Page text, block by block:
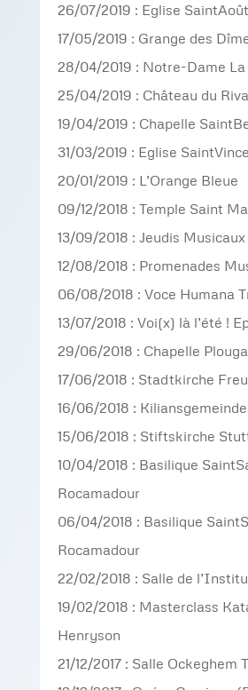
26/07/2019 : Eglise
17/05/2019 : Grange des
28/04/2019 : Notre-Dame La
25/04/2019 : Château du
19/04/2019 : Chapelle
31/03/2019 : Eglise
20/01/2019 : L’Orange Bleue
09/12/2018 : Temple Saint
13/09/2018 : Jeudis Musicaux
12/08/2018 : Promenades
06/08/2018 : Voce Humana
13/07/2018 : Voi(x) là l’été !
29/06/2018 : Chapelle
17/06/2018 : Stadtkirche
16/06/2018 :
15/06/2018 : Stiftskirche
10/04/2018 : Basilique
Rocamadour
06/04/2018 : Basilique
Rocamadour
22/02/2018 : Salle de
19/02/2018 : Masterclass
Henryson
21/12/2017 : Salle Ockeghem